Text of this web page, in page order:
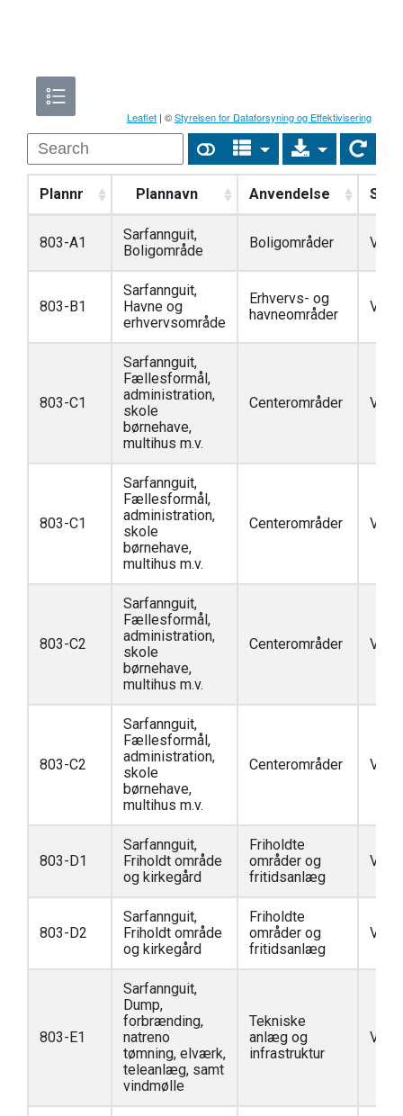
Leaflet | ©Styrelsen for Dataforsyning og Effektivisering
Plannr Plannavn Anvendelse
803-A1
Sarfannguit,
Boligområde
Boligområder
803-B1
Sarfannguit,
Havne og
erhvervsområde
Erhvervs- og
havneområder
803-C1
Sarfannguit,
Fællesformål,
administration,
skole
børnehave,
multihus m.v.
Centerområder
803-C1
Sarfannguit,
Fællesformål,
administration,
skole
børnehave,
multihus m.v.
Centerområder
803-C2
Sarfannguit,
Fællesformål,
administration,
skole
børnehave,
multihus m.v.
Centerområder
803-C2
Sarfannguit,
Fællesformål,
administration,
skole
børnehave,
multihus m.v.
Centerområder
803-D1
Sarfannguit,
Friholdt område
og kirkegård
Friholdte
områder og
fritidsanlæg
803-D2
Sarfannguit,
Friholdt område
og kirkegård
Friholdte
områder og
fritidsanlæg
803-E1
Sarfannguit,
Dump,
forbrænding,
natreno
tømning, elværk,
teleanlæg, samt
vindmølle
Tekniske
anlæg og
infrastruktur